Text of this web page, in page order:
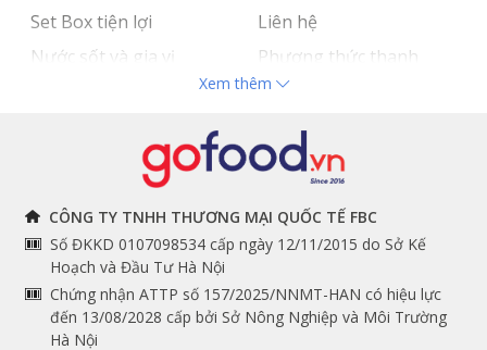
Set Box tiện lợi
Nước sốt và gia vị
Liên hệ
Phương thức thanh
toán
Tuyển dụng
THÔNG TIN
Chính sách và quy định
chung
Hướng dẫn đặt hàng
THEO DÕI NGAY
Facebook
Instagram
Youtube
Xem thêm
CÔNG TY TNHH THƯƠNG MẠI QUỐC TẾ FBC
Số ĐKKD 0107098534 cấp ngày 12/11/2015 do Sở Kế
Hoạch và Đầu Tư Hà Nội
Chứng nhận ATTP số 157/2025/NNMT-HAN có hiệu lực
đến 13/08/2028 cấp bởi Sở Nông Nghiệp và Môi Trường
Hà Nội